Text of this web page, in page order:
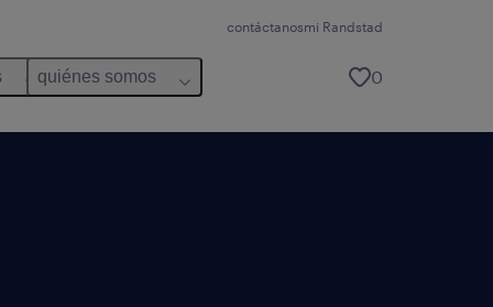
contáctanosmi Randstad
quiénes somos 0